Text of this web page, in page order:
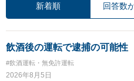
新着順 回答数
飲酒後の運転で逮捕の可能性
#飲酒運転・無免許運転
2026年8月5日